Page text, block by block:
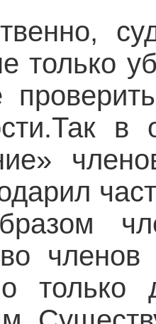
только